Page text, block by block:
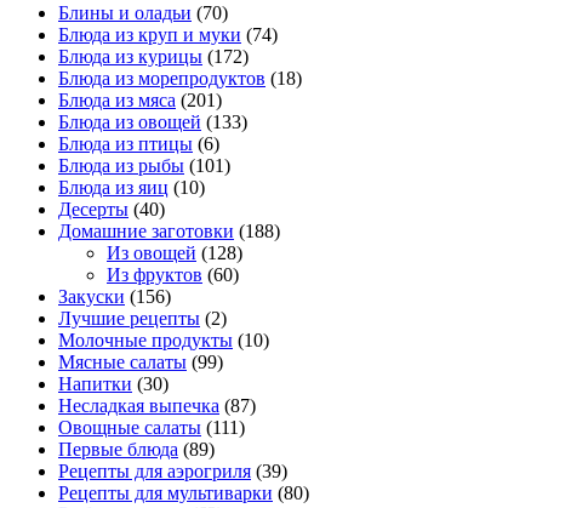
Блины и оладьи (70)
Блюда из круп и муки (74)
Блюда из курицы (172)
Блюда из морепродуктов (18)
Блюда из мяса (201)
Блюда из овощей (133)
Блюда из птицы (6)
Блюда из рыбы (101)
Блюда из яиц (10)
Десерты (40)
Домашние заготовки (188)
Из овощей (128)
Из фруктов (60)
Закуски (156)
Лучшие рецепты (2)
Молочные продукты (10)
Мясные салаты (99)
Напитки (30)
Несладкая выпечка (87)
Овощные салаты (111)
Первые блюда (89)
Рецепты для аэрогриля (39)
Рецепты для мультиварки (80)